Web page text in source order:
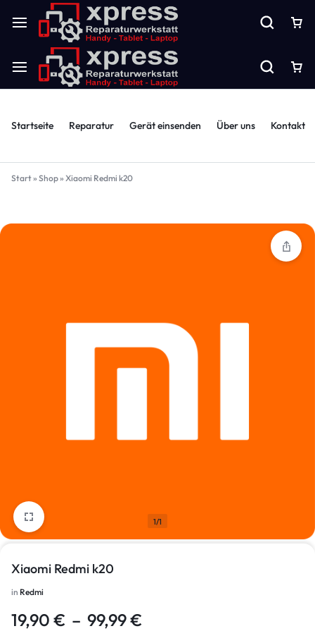
Startseite Reparatur Gerät einsenden Über uns Kontakt
Start» Shop» Xiaomi Redmi k20
1/1
Xiaomi Redmi k20
in Redmi
19,90 € – 99,99€